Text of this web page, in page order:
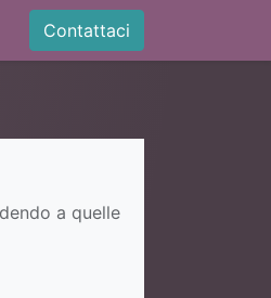
Contattaci
a quelle